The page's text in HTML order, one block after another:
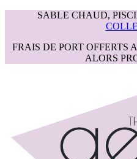
SABLE CHAUD,
FRAIS DE PORT OFFERTS
ALORS